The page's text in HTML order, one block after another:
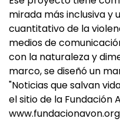
mirada más inclusiva
cuantitativo de la
medios de
con la naturaleza y
marco, se diseñó un
"Noticias que salvan
el sitio de la Fundación